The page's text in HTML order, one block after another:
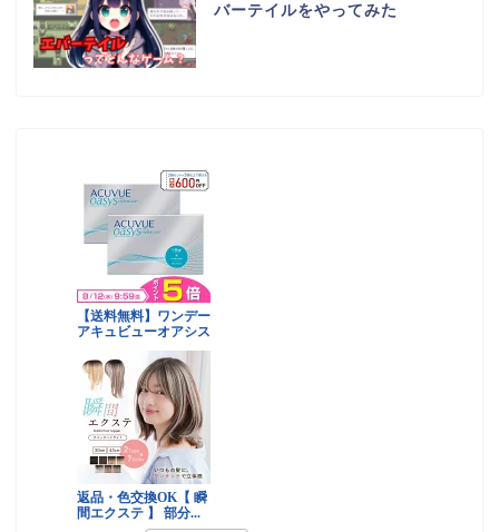
バーテイルをやってみた